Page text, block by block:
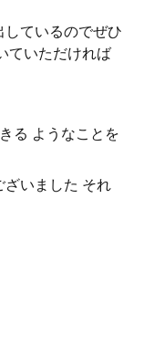
ているのでぜひ
ていただければ
る ようなことを
いました それ